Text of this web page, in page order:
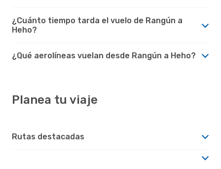
¿Cuánto tiempo tarda el vuelo de Rangún a
Heho?
¿Qué aerolíneas vuelan desde Rangún a Heho?
Planea tu viaje
Rutas destacadas